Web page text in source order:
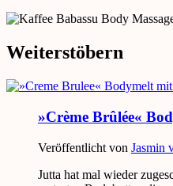
Weiterstöbern
»Crème Brûlée«
Veröffentlicht von Jasmin
Jutta hat mal wieder